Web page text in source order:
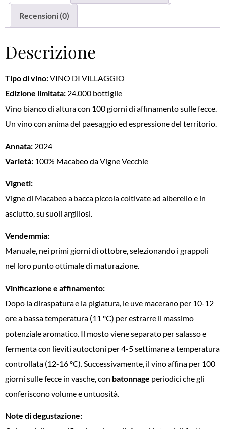
Recensioni (0)
Descrizione
Tipo di vino:VINO DI VILLAGGIO
Edizione limitata: 24.000 bottiglie
Vino bianco di altura con 100 giorni di affinamento sulle fecce.
Un vino con anima del paesaggio ed espressione del territorio.
Annata: 2024
Varietà: 100% Macabeo da Vigne Vecchie
Vigneti:
Vigne di Macabeo a bacca piccola coltivate ad alberello e in
asciutto, su suoli argillosi.
Vendemmia:
Manuale, nei primi giorni di ottobre, selezionando i grappoli
nel loro punto ottimale di maturazione.
Vinificazione e affinamento:
Dopo la diraspatura e la pigiatura, le uve macerano per 10-12
ore a bassa temperatura (11 ºC) per estrarre il massimo
potenziale aromatico. Il mosto viene separato per salasso e
fermenta con lieviti autoctoni per 4-5 settimane a temperatura
controllata (12-16 ºC). Successivamente, il vino affina per 100
giorni sulle fecce in vasche, con batonnage periodici che gli
conferiscono volume e untuosità.
Note di degustazione: